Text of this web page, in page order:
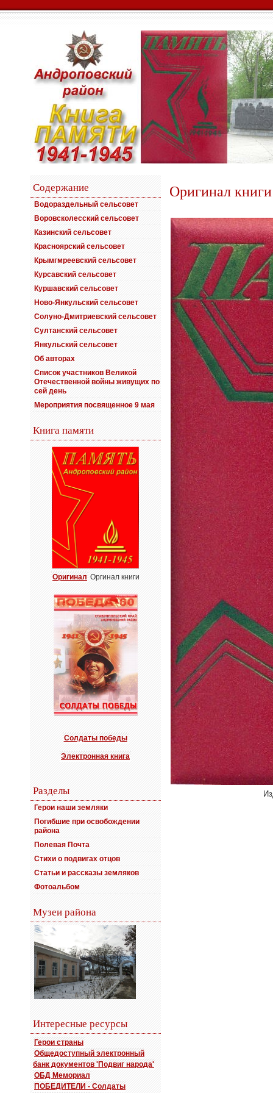
Содержание
Водораздельный сельсовет
Воровсколесский сельсовет
Казинский сельсовет
Красноярский сельсовет
Крымгмреевский сельсовет
Курсавский сельсовет
Куршавский сельсовет
Ново-Янкульский сельсовет
Солуно-Дмитриевский сельсовет
Султанский сельсовет
Янкульский сельсовет
Об авторах
Список участников Великой
Отечественной войны живущих по
сей день
Мероприятия посвященное 9 мая
Книга памяти
Оригинал Оргинал книги
Солдаты победы
Электронная книга
Разделы
Герои наши земляки
Погибшие при освобождении
района
Полевая Почта
Стихи о подвигах отцов
Статьи и рассказы земляков
Фотоальбом
Музеи района
Интересные ресурсы
Герои страны
Общедоступный электронный
банк документов 'Подвиг народа'
ОБД Мемориал
ПОБЕДИТЕЛИ - Солдаты
Оригинал книги